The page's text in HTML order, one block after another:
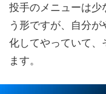
投手のメニューは少
う形ですが、自分
化してやっていて、
ます。